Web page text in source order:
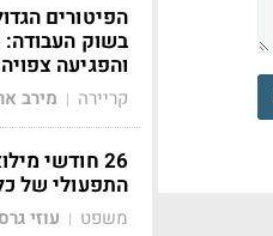
והפגיעה
קריירה | מירב
26 חודשי
התפעולי של
משפט | עוזי